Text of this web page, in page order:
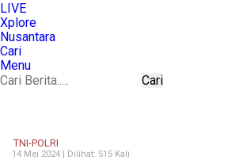
LIVE
Xplore
Nusantara
Cari
Menu
Cari
TNI-POLRI
14 Mei 2024 | Dilihat: 515 Kali